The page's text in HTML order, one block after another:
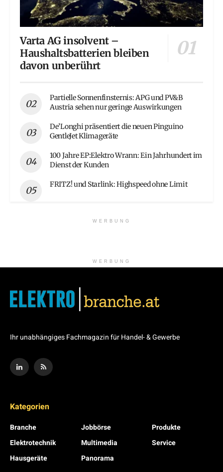
Varta AG insolvent –
Haushaltsbatterien bleiben
davon unberührt
Partielle Sonnenfinsternis: APG und PV&B
Austria sehen nur geringe Auswirkungen
De’Longhi präsentiert die neuen Pinguino
GentleJet Klimageräte
100 Jahre EP:Elektro Wrann: Ein Jahrhundert im
Dienst der Kunden
FRITZ! und Starlink: Highspeed ohne Limit
WERBUNG
WERBUNG
Ihr unabhängiges Fachmagazin für Handel- & Gewerbe
Kategorien
Branche
Elektrotechnik
Hausgeräte
Jobbörse
Multimedia
Panorama
Produkte
Service